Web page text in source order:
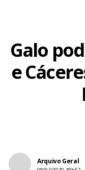
Galo
e
Arquivo Geral